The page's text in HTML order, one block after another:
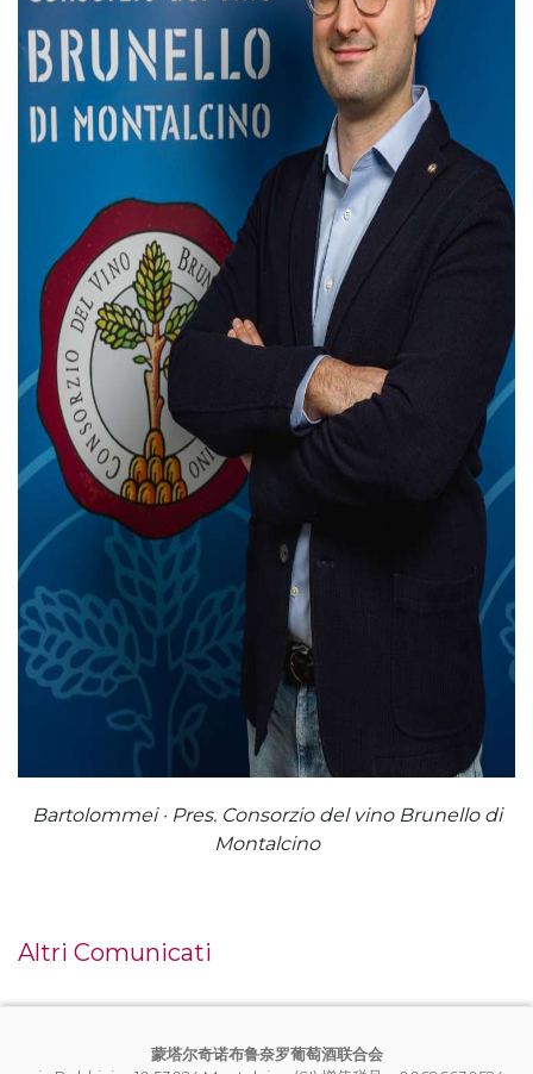
Bartolommei · Pres. Consorzio del vino Brunello di
Montalcino
Altri Comunicati
蒙塔尔奇诺布鲁奈罗葡萄酒联合会